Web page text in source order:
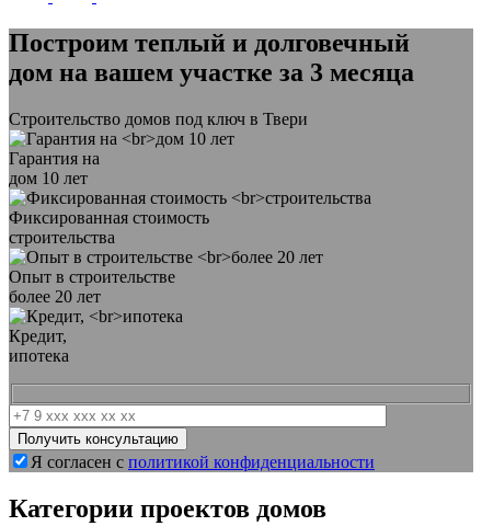
Построим теплый и долговечный
дом на вашем участке за 3 месяца
Строительство домов под ключ в Твери
Гарантия на
дом 10 лет
Фиксированная стоимость
строительства
Опыт в строительстве
более 20 лет
Кредит,
ипотека
Я согласен с политикой конфиденциальности
Категории проектов домов